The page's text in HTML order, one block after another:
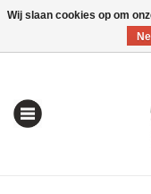
0 Artikelen -
Wij slaan cookies op om